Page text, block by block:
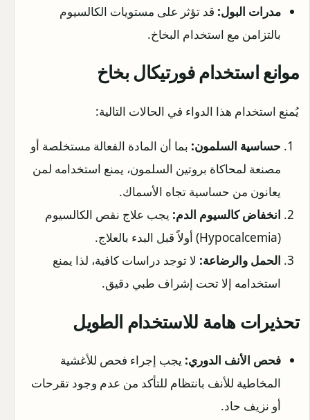
مدرات البول: قد تؤثر على مستويات الكالسيوم
بالتزامن مع استخدام البخاخ.
موانع استخدام فورتيكال بخاخ
يُمنع استخدام هذا الدواء في الحالات التالية:
حساسية السلمون: بما أن المادة الفعالة مستخلصة أو
مصنعة لمحاكاة بروتين السلمون، يمنع استخدامه لمن
يعانون من حساسية تجاه الأسماك.
انخفاض كالسيوم الدم: يجب علاج نقص الكالسيوم
(Hypocalcemia) أولاً قبل البدء بالعلاج.
الحمل والرضاعة: لا توجد دراسات كافية، لذا يمنع
استخدامه إلا تحت إشراف طبي دقيق.
تحذيرات هامة للاستخدام الطويل
فحص الأنف الدوري: يجب إجراء فحص للأغشية
المخاطية للأنف بانتظام للتأكد من عدم وجود تقرحات
أو نزيف حاد.